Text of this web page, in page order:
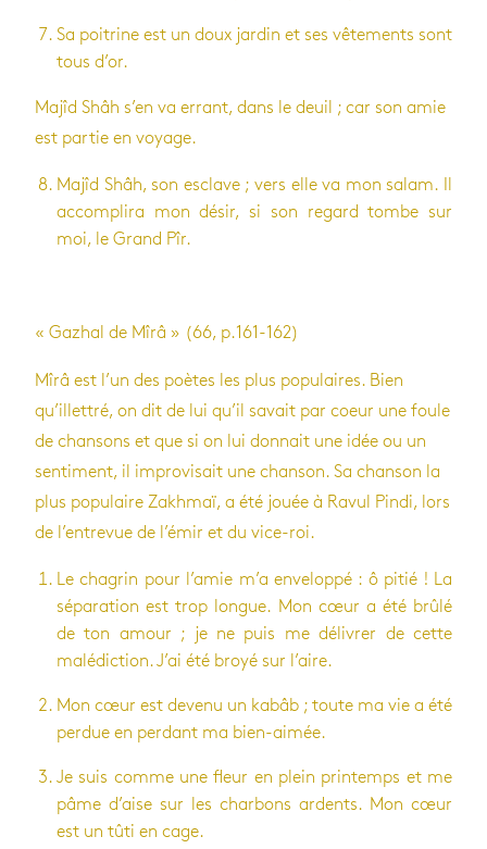
Sa poi­trine est un doux jar­din et ses vête­ments sont
tous d’or.
Majîd Shâh s’en va errant, dans le deuil ; car son amie
est par­tie en voyage.
Majîd Shâh, son esclave ; vers elle va mon salam. Il
accom­plira mon désir, si son regard tombe sur
moi, le Grand Pîr.
« Gaz­hal de Mîrâ » (66, p.161-162)
Mîrâ est l’un des poètes les plus popu­laires. Bien
qu’illet­tré, on dit de lui qu’il savait par coeur une foule
de chan­sons et que si on lui don­nait une idée ou un
sen­ti­ment, il impro­vi­sait une chan­son. Sa chan­son la
plus popu­laire Zakh­maï, a été jouée à Ravul Pindi, lors
de l’en­tre­vue de l’émir et du vice-roi.
Le cha­grin pour l’amie m’a enve­loppé : ô pitié ! La
sépa­ra­tion est trop longue. Mon cœur a été brûlé
de ton amour ; je ne puis me déli­vrer de cette
malé­dic­tion. J’ai été broyé sur l’aire.
Mon cœur est devenu un kabâb ; toute ma vie a été
per­due en per­dant ma bien-aimée.
Je suis comme une fleur en plein prin­temps et me
pâme d’aise sur les char­bons ardents. Mon cœur
est un tûti en cage.